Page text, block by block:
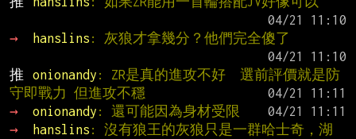
→
hanslins : 灰狼才拿幾分？他們完全傻了
推
onionandy : ZR是真的進攻不好  選前評價就是防
守即戰力 但進攻不穩
→
onionandy : 還可能因為身材受限
→
hanslins : 沒有狼王的灰狼只是一群哈士奇，湖